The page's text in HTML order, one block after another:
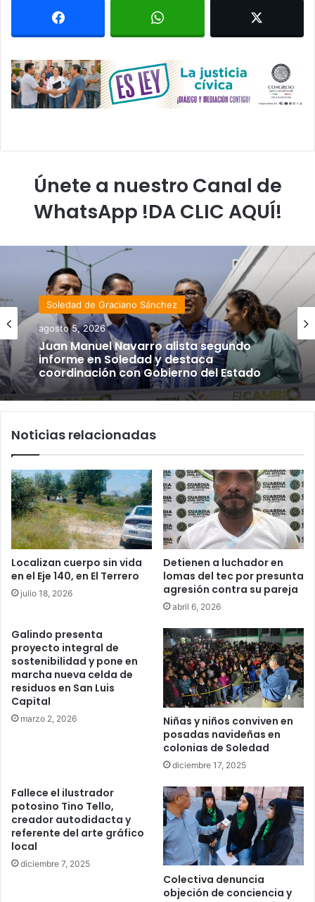
Únete a nuestro Canal de
WhatsApp !DA CLIC AQUÍ!
Soledad de Graciano Sánchez
agosto 5, 2026
Juan Manuel Navarro alista segundo
informe en Soledad y destaca
coordinación con Gobierno del Estado
Noticias relacionadas
Localizan cuerpo sin vida
en el Eje 140, en El Terrero
julio 18, 2026
Detienen a luchador en
lomas del tec por presunta
agresión contra su pareja
abril 6, 2026
Galindo presenta
proyecto integral de
sostenibilidad y pone en
marcha nueva celda de
residuos en San Luis
Capital
marzo 2, 2026
Niñas y niños conviven en
posadas navideñas en
colonias de Soledad
diciembre 17, 2025
Fallece el ilustrador
potosino Tino Tello,
creador autodidacta y
referente del arte gráfico
local
diciembre 7, 2025
Colectiva denuncia
objeción de conciencia y